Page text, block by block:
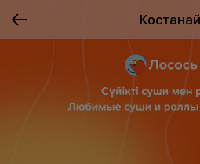
Костанай